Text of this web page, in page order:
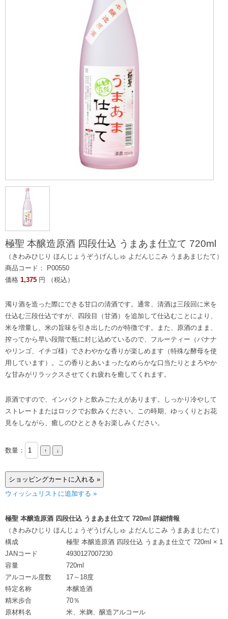
極聖 本醸造原酒 四段仕込 うまあま仕立て 720ml
（きわみひじり ほんじょうぞうげんしゅ よだんじこみ うまあまじたて）
商品コード： P00550
価格 1,375 円 （税込）
濁り酒を造った際にできる甘口の清酒です。通常、清酒は三段回に米を
仕込む三段仕込ですが、四段目（甘酒）を追加して仕込むことにより、
米を増量し、米の旨味を引き出したのが特徴です。また、原酒のまま、
搾ってから早い段階で瓶に封じ込めているので、フルーティー（バナナ
やリンゴ、イチゴ様）でさわやかな香りが楽しめます（特殊な酵母を使
用しています）。この香りとあいまったなめらかな口当たりとまろやか
な甘みがリラックスさせてくれ疲れを癒してくれます。
原酒ですので、インパクトと飲みごたえがあります。しっかり冷やして
ストレートまたはロックでお飲みください。この時期、ゆっくりとお花
見をしながら、癒しのひとときをお楽しみください。
数量：
ウィッシュリストに追加する »
極聖 本醸造原酒 四段仕込 うまあま仕立て 720ml 詳細情報
（きわみひじり ほんじょうぞうげんしゅ よだんじこみ うまあまじたて）
構成
極聖 本醸造原酒 四段仕込 うまあま仕立て 720ml × 1
JANコード
4930127007230
容量
720ml
アルコール度数
17～18度
特定名称
本醸造酒
精米歩合
70％
原材料名
米、米麹、醸造アルコール